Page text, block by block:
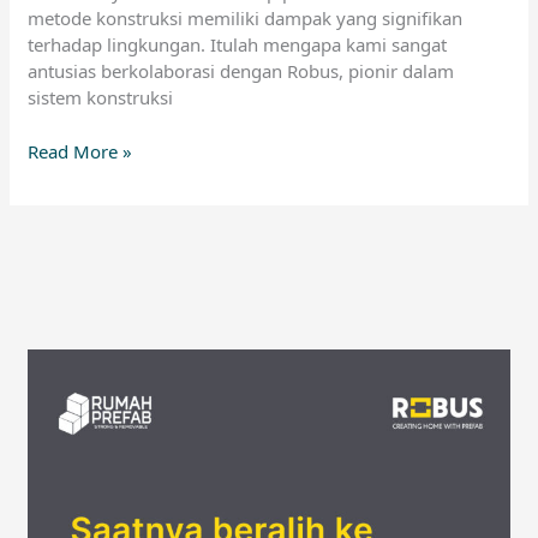
metode konstruksi memiliki dampak yang signifikan
terhadap lingkungan. Itulah mengapa kami sangat
antusias berkolaborasi dengan Robus, pionir dalam
sistem konstruksi
Read More »